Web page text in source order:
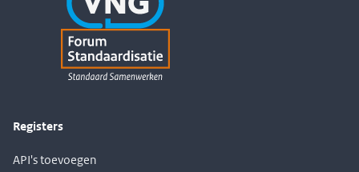
Registers
API's toevoegen